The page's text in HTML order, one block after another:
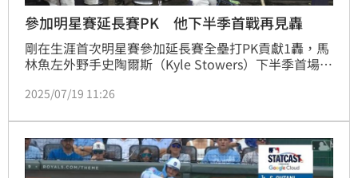
參加明星賽延長賽PK 他下半季首戰再見轟
剛在生涯首次明星賽參加延長賽全壘打PK貢獻1轟，馬
林魚左外野手史陶爾斯（Kyle Stowers）下半季首場比
助馬林魚8：7險勝皇家。
2025/07/19 11:26